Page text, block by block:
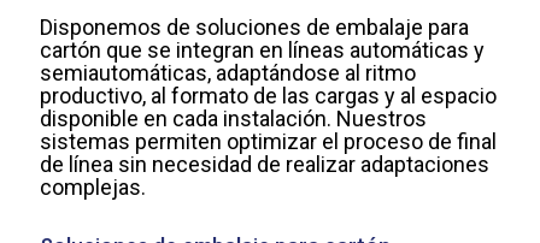
Disponemos de soluciones de embalaje para
cartón que se integran en líneas automáticas y
semiautomáticas, adaptándose al ritmo
productivo, al formato de las cargas y al espacio
disponible en cada instalación. Nuestros
sistemas permiten optimizar el proceso de final
de línea sin necesidad de realizar adaptaciones
complejas.